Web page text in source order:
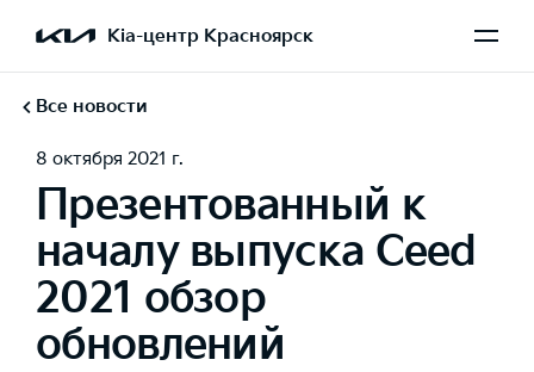
Kia-центр Красноярск
Все новости
8 октября 2021 г.
Презентованный к
началу выпуска Ceed
2021 обзор
обновлений